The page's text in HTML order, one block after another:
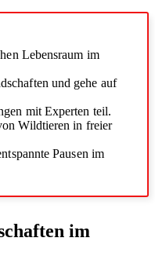
Lebensraum im
und gehe auf
mit Experten teil.
Wildtieren in freier
Pausen im
im